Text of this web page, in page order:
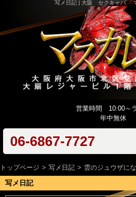
写メ日記 | 大阪 セクキャバ 「
営業時間 10:00～
年中無休
06-6867-7727
トップページ 写メ日記 雲のジュウザに
写メ日記